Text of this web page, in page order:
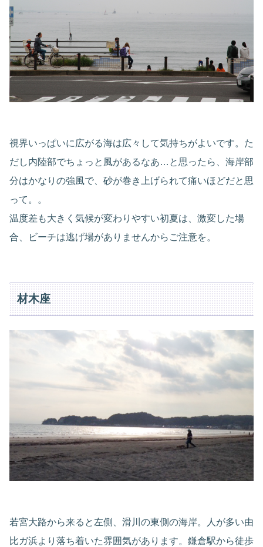
視界いっぱいに広がる海は広々して気持ちがよいです。た
だし内陸部でちょっと風があるなあ…と思ったら、海岸部
分はかなりの強風で、砂が巻き上げられて痛いほどだと思
って。。
温度差も大きく気候が変わりやすい初夏は、激変した場
合、ビーチは逃げ場がありませんからご注意を。
材木座
若宮大路から来ると左側、滑川の東側の海岸。人が多い由
比ガ浜より落ち着いた雰囲気があります。鎌倉駅から徒歩